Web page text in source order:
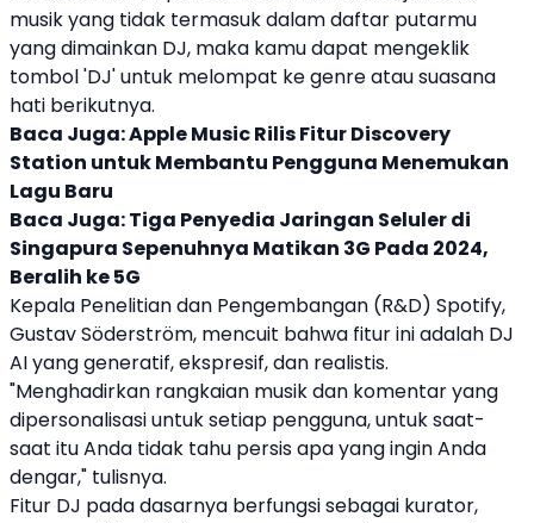
musik yang tidak termasuk dalam daftar putarmu
yang dimainkan DJ, maka kamu dapat mengeklik
tombol 'DJ' untuk melompat ke genre atau suasana
hati berikutnya.
Baca Juga:Apple Music Rilis Fitur Discovery
Station untuk Membantu Pengguna Menemukan
Lagu Baru
Baca Juga:Tiga Penyedia Jaringan Seluler di
Singapura Sepenuhnya Matikan 3G Pada 2024,
Beralih ke 5G
Kepala Penelitian dan Pengembangan (R&D) Spotify,
Gustav Söderström, mencuit bahwa fitur ini adalah DJ
AI yang generatif, ekspresif, dan realistis.
"Menghadirkan rangkaian musik dan komentar yang
dipersonalisasi untuk setiap pengguna, untuk saat-
saat itu Anda tidak tahu persis apa yang ingin Anda
dengar," tulisnya.
Fitur DJ pada dasarnya berfungsi sebagai kurator,